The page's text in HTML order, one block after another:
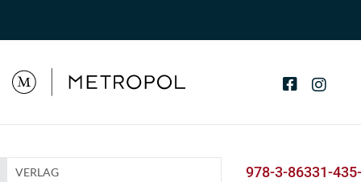
VERLAG 978-3-86331-